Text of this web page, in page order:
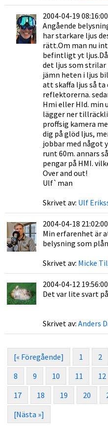
2004-04-19 08:16:00
Angående
har starkare ljus
rätt.Om man nu
befintligt yt
det ljus som strilar
jämn heten i ljus
att skaffa ljus så
reflektorerna.
Hmi eller HId. min
lägger ner
proffsig kamera
dig på glöd ljus,
jobbar med något
runt 60m. annars
pengar på HMI.
Over and out!
Ulf`man
Skrivet av: Ulf
2004-04-18 21:02:00
Min erfarenhet är
belysning som
Skrivet av: Micke
2004-04-12 19:56:00
Det var lite svart
Skrivet av: Anders
[« Föregående] 1 2
8
9 10 11 12
17
18 19 20
[Nästa »]